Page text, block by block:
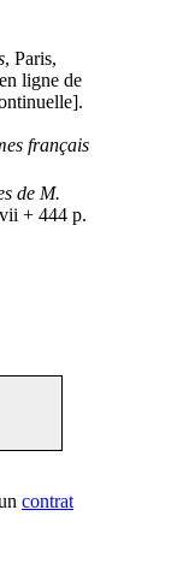
, Paris,
ligne de
français
de M.
+ 444 p.
contrat